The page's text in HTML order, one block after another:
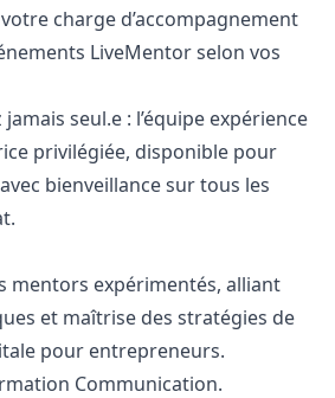
charge d’accompagnement
LiveMentor selon vos
seul.e : l’équipe expérience
privilégiée, disponible pour
bienveillance sur tous les
mentors expérimentés, alliant
et maîtrise des stratégies de
pour entrepreneurs.
Communication.